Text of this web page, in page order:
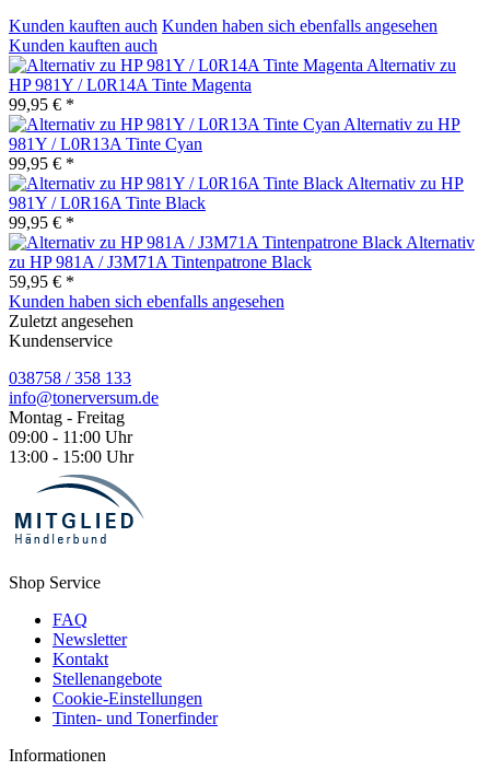
Kunden kauften auch Kunden haben sich ebenfalls angesehen
Kunden kauften auch
Alternativ zu
HP 981Y / L0R14A Tinte Magenta
99,95 € *
Alternativ zu HP
981Y / L0R13A Tinte Cyan
99,95 € *
Alternativ zu HP
981Y / L0R16A Tinte Black
99,95 € *
Alternativ
zu HP 981A / J3M71A Tintenpatrone Black
59,95 € *
Kunden haben sich ebenfalls angesehen
Zuletzt angesehen
Kundenservice
038758 / 358 133
info@tonerversum.de
Montag - Freitag
09:00 - 11:00 Uhr
13:00 - 15:00 Uhr
Shop Service
FAQ
Newsletter
Kontakt
Stellenangebote
Cookie-Einstellungen
Tinten- und Tonerfinder
Informationen